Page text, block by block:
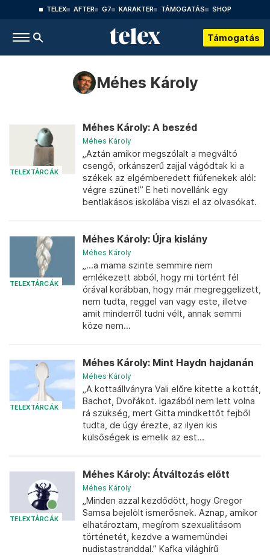
TELEX AFTER G7 KARAKTER TÁMOGATÁS SHOP
Támogatás
Méhes Károly
TELEXTÁRCÁK
Méhes Károly: A beszéd
Méhes Károly
„Aztán amikor megszólalt a megváltó
csengő, orkánszerű zajjal vágódtak ki a
székek az elgémberedett fiúfenekek alól:
végre szünet!” E heti novellánk egy
bentlakásos iskolába viszi el az olvasókat.
TELEXTÁRCÁK
Méhes Károly: Újra kislány
Méhes Károly
„...a mama szinte semmire nem
emlékezett abból, hogy mi történt fél
órával korábban, hogy már megreggelizett,
nem tudta, reggel van vagy este, illetve
amit minderről tudni vélt, annak semmi
köze nem...
TELEXTÁRCÁK
Méhes Károly: Mint Haydn hajdanán
Méhes Károly
„A kottaállványra Vali előre kitette a kottát,
Bachot, Dvořákot. Igazából nem lett volna
rá szükség, mert Gitta mindkettőt fejből
tudta, de úgy érezte, az ilyen kis
külsőségek is emelik az est...
TELEXTÁRCÁK
Méhes Károly: Átváltozás előtt
Méhes Károly
„Minden azzal kezdődött, hogy Gregor
Samsa bejelölt ismerősnek. Aznap, amikor
elhatároztam, megírom szexualitásom
történetét, kezdve a warnemündei
nudistastranddal.” Kafka világhírű